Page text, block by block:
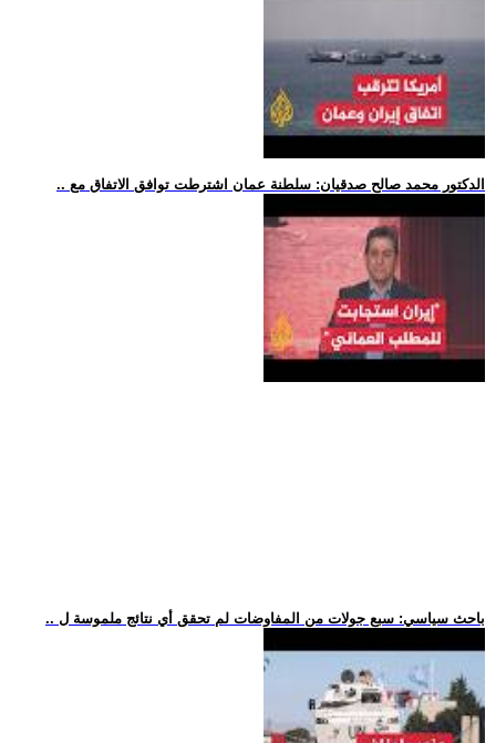
.. الدكتور محمد صالح صدقيان: سلطنة عمان اشترطت توافق الاتفاق مع
.. باحث سياسي: سبع جولات من المفاوضات لم تحقق أي نتائج ملموسة ل